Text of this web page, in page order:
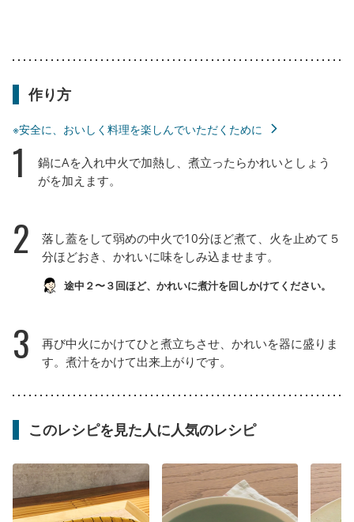
作り方
※安全に、おいしく料理を楽しんでいただくために
1
鍋にAを入れ中火で加熱し、煮立ったらかれいとしょう
がを加えます。
2
落し蓋をして弱めの中火で10分ほど煮て、火を止めて５
分ほどおき、かれいに味をしみ込ませます。
途中２〜３回ほど、かれいに煮汁を回しかけてください。
3
再び中火にかけてひと煮立ちさせ、かれいを器に盛りま
す。煮汁をかけて出来上がりです。
このレシピを見た人に人気のレシピ